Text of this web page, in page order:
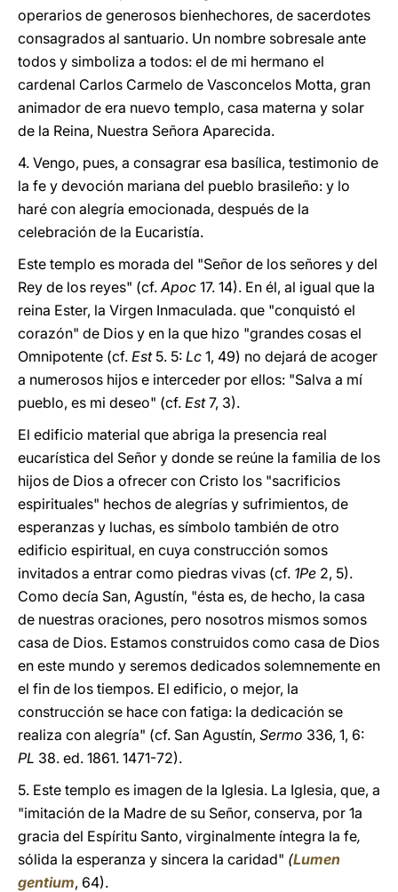
operarios de generosos bienhechores, de sacerdotes
consagrados al santuario. Un nombre sobresale ante
todos y simboliza a todos: el de mi hermano el
cardenal Carlos Carmelo de Vasconcelos Motta, gran
animador de era nuevo templo, casa materna y solar
de la Reina, Nuestra Señora Aparecida.
4. Vengo, pues, a consagrar esa basílica, testimonio de
la fe y devoción mariana del pueblo brasileño: y lo
haré con alegría emocionada, después de la
celebración de la Eucaristía.
Este templo es morada del "Señor de los señores y del
Rey de los reyes" (cf.Apoc 17. 14). En él, al igual que la
reina Ester, la Virgen Inmaculada. que "conquistó el
corazón" de Dios y en la que hizo "grandes cosas el
Omnipotente (cf. Est 5. 5: Lc 1, 49) no dejará de acoger
a numerosos hijos e interceder por ellos: "Salva a mí
pueblo, es mi deseo" (cf. Est7, 3).
El edificio material que abriga la presencia real
eucarística del Señor y donde se reúne la familia de los
hijos de Dios a ofrecer con Cristo los "sacrificios
espirituales" hechos de alegrías y sufrimientos, de
esperanzas y luchas, es símbolo también de otro
edificio espiritual, en cuya construcción somos
invitados a entrar como piedras vivas (cf. 1Pe 2, 5).
Como decía San, Agustín, "ésta es, de hecho, la casa
de nuestras oraciones, pero nosotros mismos somos
casa de Dios. Estamos construidos como casa de Dios
en este mundo y seremos dedicados solemnemente en
el fin de los tiempos. El edificio, o mejor, la
construcción se hace con fatiga: la dedicación se
realiza con alegría" (cf. San Agustín, Sermo 336, 1, 6:
PL 38. ed. 1861. 1471-72).
5. Este templo es imagen de la Iglesia. La Iglesia, que, a
"imitación de la Madre de su Señor, conserva, por 1a
gracia del Espíritu Santo, virginalmente íntegra la fe,
sólida la esperanza y sincera la caridad" (Lumen
gentium, 64).